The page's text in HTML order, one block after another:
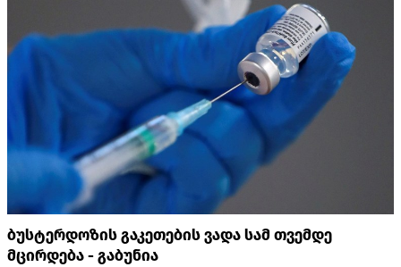
ბუსტერდოზის გაკეთების ვადა სამ თვემდე
მცირდება - გაბუნია